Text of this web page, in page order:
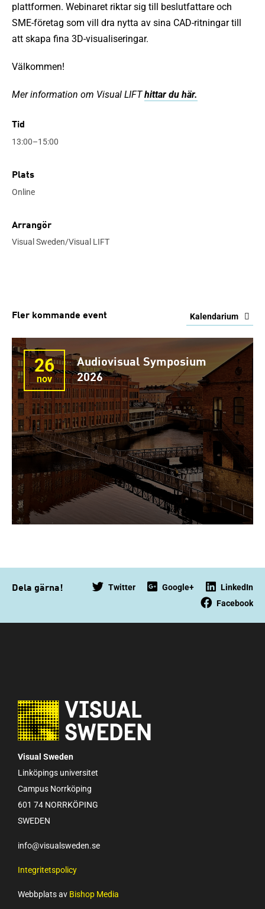
plattformen. Webinaret riktar sig till beslutfattare och
SME-företag som vill dra nytta av sina CAD-ritningar till
att skapa fina 3D-visualiseringar.
Välkommen!
Mer information om Visual LIFThittar du här.
Tid
13:00–15:00
Plats
Online
Arrangör
Visual Sweden/Visual LIFT
Fler kommande event Kalendarium
26
nov
Audiovisual Symposium
2026
Dela gärna! LinkedIn
Google+
Twitter
Facebook
Visual Sweden
Linköpings universitet
Campus Norrköping
601 74 NORRKÖPING
SWEDEN
info@visualsweden.se
Integritetspolicy
Webbplats av Bishop Media